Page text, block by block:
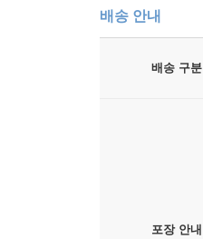
배송 안내
배송 구분
포장 안내